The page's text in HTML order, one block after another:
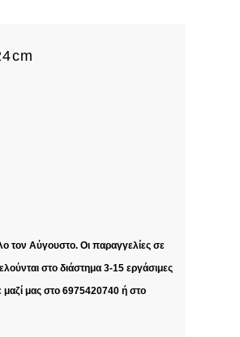
τον Αύγουστο. Οι παραγγελίες σε
στο διάστημα 3-15 εργάσιμες
μας στο 6975420740 ή στο